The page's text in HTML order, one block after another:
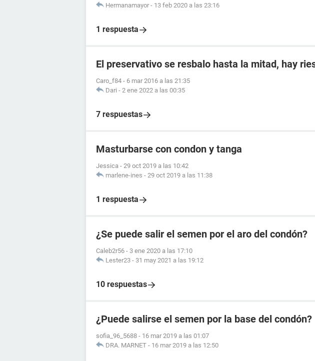
Hermanamayor - 13 feb 2020 a las 23:16
1 respuesta
El preservativo se resbalo hasta la mitad, hay
Caro_f84 - 6 mar 2016 a las 21:35
Dari - 2 ene 2022 a las 00:35
7 respuestas
Masturbarse con condon y tanga
Jessica - 29 oct 2019 a las 10:42
marlene-ines - 29 oct 2019 a las 11:38
1 respuesta
¿Se puede salir el semen por el aro del condón?
Caleb2r56 - 3 ene 2020 a las 17:10
Lester23 - 31 may 2021 a las 19:12
10 respuestas
¿Puede salirse el semen por la base del condón?
sofia_96_5688 - 16 mar 2019 a las 01:07
DRA. MARNET - 16 mar 2019 a las 12:50